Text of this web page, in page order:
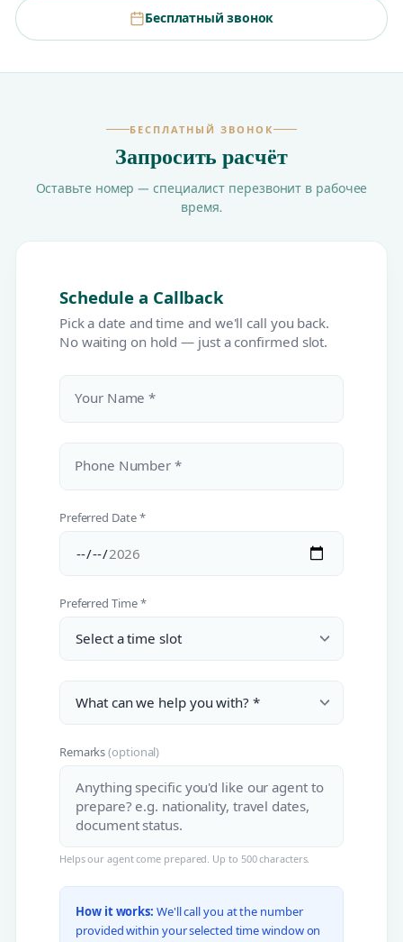
Бесплатный звонок
БЕСПЛАТНЫЙ ЗВОНОК
Запросить расчёт
Оставьте номер — специалист перезвонит в рабочее
время.
Schedule a Callback
Pick a date and time and we'll call you back.
No waiting on hold — just a confirmed slot.
Your Name *
Phone Number *
Preferred Date *
Preferred Time *
Remarks(optional)
Helps our agent come prepared. Up to 500 characters.
How it works: We'll call you at the number
provided within your selected time window on